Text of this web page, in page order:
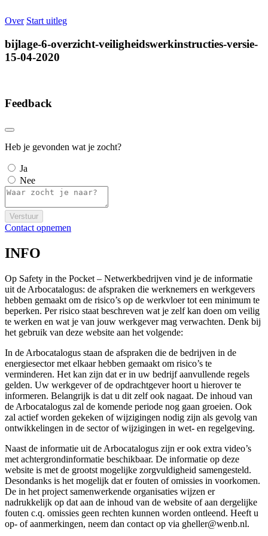
Over Start uitleg
bijlage-6-overzicht-veiligheidswerkinstructies-versie-
15-04-2020
Feedback
Heb je gevonden wat je zocht?
Ja
Nee
Verstuur
Contact opnemen
INFO
Op Safety in the Pocket – Netwerkbedrijven vind je de informatie
uit de Arbocatalogus: de afspraken die werknemers en werkgevers
hebben gemaakt om de risico’s op de werkvloer tot een minimum te
beperken. Per risico staat beschreven wat je zelf kan doen om veilig
te werken en wat je van jouw werkgever mag verwachten. Denk bij
het gebruik van deze website aan het volgende:
In de Arbocatalogus staan de afspraken die de bedrijven in de
energiesector met elkaar hebben gemaakt om risico’s te
verminderen. Het kan zijn dat er in uw bedrijf aanvullende regels
gelden. Uw werkgever of de opdrachtgever hoort u hierover te
informeren. Belangrijk is dat u dit zelf ook nagaat. De inhoud van
de Arbocatalogus zal de komende periode nog gaan groeien. Ook
zal actief worden gekeken of wijzigingen nodig zijn als gevolg van
ontwikkelingen in de sector of wijzigingen in wet- en regelgeving.
Naast de informatie uit de Arbocatalogus zijn er ook extra video’s
met achtergrondinformatie beschikbaar. De informatie op deze
website is met de grootst mogelijke zorgvuldigheid samengesteld.
Desondanks is het mogelijk dat er fouten of omissies in voorkomen.
De in het project samenwerkende organisaties wijzen er
nadrukkelijk op dat aan de inhoud van de website of aan dergelijke
fouten c.q. omissies geen rechten kunnen worden ontleend. Heeft u
op- of aanmerkingen, neem dan contact op via gheller@wenb.nl.